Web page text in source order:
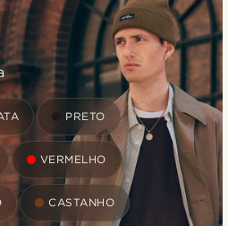
PRETO
VERMELHO
CASTANHO